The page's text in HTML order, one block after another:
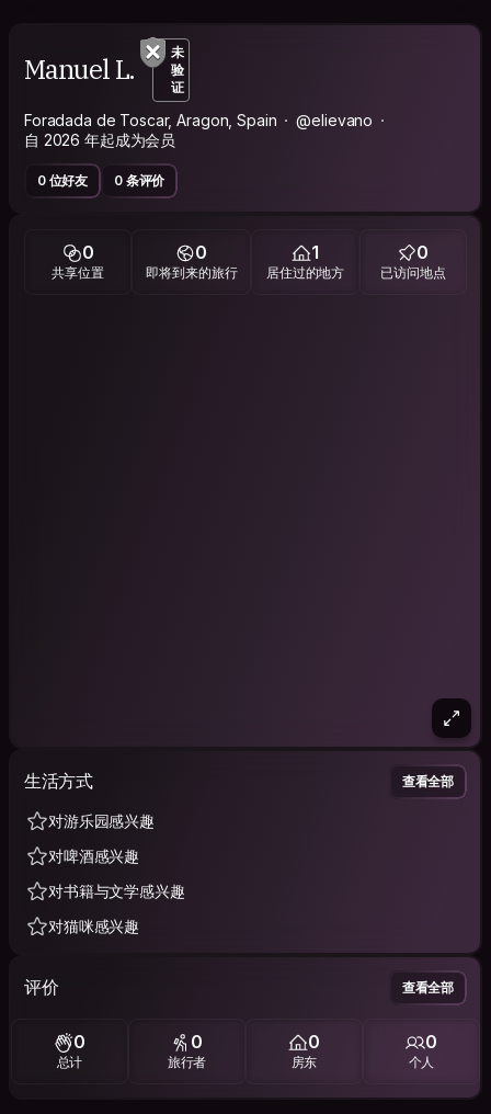
Manuel L.
未
验
证
Foradada de Toscar, Aragon, Spain
@elievano
自 2026 年起成为会员
0 位好友 0 条评价
0
共享位置
0
即将到来的旅行
1
居住过的地方
0
已访问地点
生活方式 查看全部
对游乐园感兴趣
对啤酒感兴趣
对书籍与文学感兴趣
对猫咪感兴趣
评价 查看全部
0
总计
0
旅行者
0
房东
0
个人